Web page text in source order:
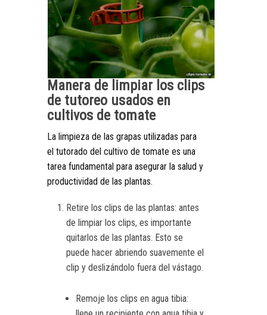
Manera de limpiar los clips
de tutoreo usados en
cultivos de tomate
La limpieza de las grapas utilizadas para
el tutorado del cultivo de tomate es una
tarea fundamental para asegurar la salud y
productividad de las plantas.
Retire los clips de las plantas: antes
de limpiar los clips, es importante
quitarlos de las plantas. Esto se
puede hacer abriendo suavemente el
clip y deslizándolo fuera del vástago.
Remoje los clips en agua tibia: